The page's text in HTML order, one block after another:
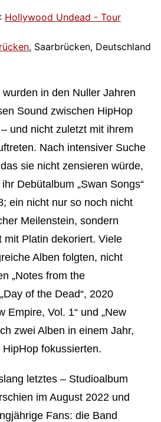
Hollywood Undead - Tour
, Saarbrücken, Deutschland
wurden in den Nuller Jahren
Sound zwischen HipHop
und nicht zuletzt mit ihrem
Nach intensiver Suche
sie nicht zensieren würde,
Debütalbum „Swan Songs“
ein nicht nur so noch nicht
Meilenstein, sondern
mit Platin dekoriert. Viele
Alben folgten, nicht
„Notes from the
of the Dead“, 2020
Empire, Vol. 1“ und „New
zwei Alben in einem Jahr,
fokussierten.
letztes – Studioalbum
im August 2022 und
Fans: die Band